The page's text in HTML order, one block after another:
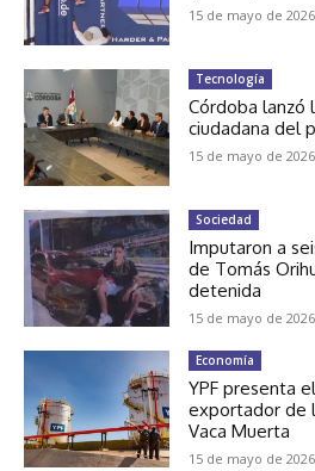
15 de mayo de 2026
Tecnología
Córdoba lanzó
ciudadana del
15 de mayo de 2026
Sociedad
Imputaron a
de Tomás
detenida
15 de mayo de 2026
Economía
YPF presenta
exportador de
Vaca Muerta
15 de mayo de 2026